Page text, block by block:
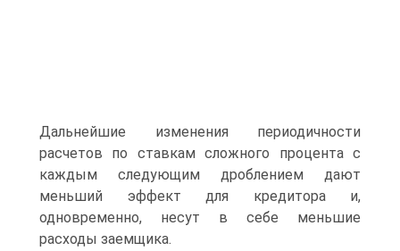
Дальнейшие изменения периодичности
расчетов по ставкам сложного процента с
каждым следующим дроблением дают
меньший эффект для кредитора и,
одновременно, несут в себе меньшие
расходы заемщика.